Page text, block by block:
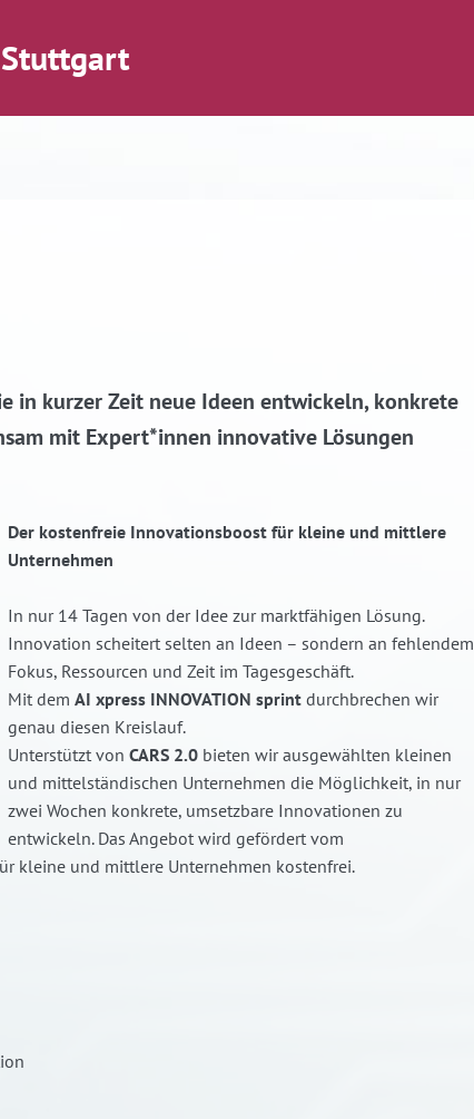
in kurzer Zeit neue Ideen entwickeln, konkrete
mit Expert*innen innovative Lösungen
Der kostenfreie Innovationsboost für kleine und mittlere
Unternehmen
In nur 14 Tagen von der Idee zur marktfähigen Lösung.
Innovation scheitert selten an Ideen – sondern an fehlendem
Fokus, Ressourcen und Zeit im Tagesgeschäft.
Mit dem AI xpress INNOVATION sprint durchbrechen wir
genau diesen Kreislauf.
Unterstützt von CARS 2.0 bieten wir ausgewählten kleinen
und mittelständischen Unternehmen die Möglichkeit, in nur
zwei Wochen konkrete, umsetzbare Innovationen zu
entwickeln. Das Angebot wird gefördert vom
kleine und mittlere Unternehmen kostenfrei.